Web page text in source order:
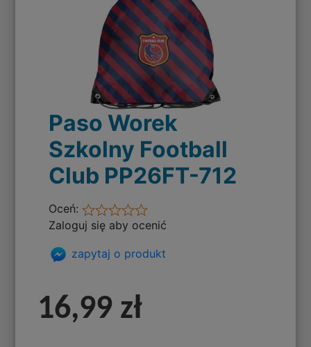
Paso Worek
Szkolny Football
Club PP26FT-712
Oceń:
Zaloguj się aby ocenić
zapytaj o produkt
16,99 zł